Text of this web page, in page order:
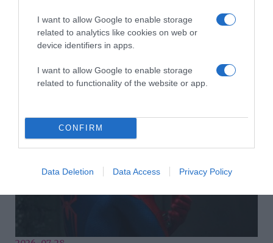
I want to allow Google to enable storage
related to analytics like cookies on web or
device identifiers in apps.
I want to allow Google to enable storage
related to functionality of the website or app.
CONFIRM
Data Deletion Data Access Privacy Policy
2026-07-29.
napszemüveg áll a legjobban az arcodhoz